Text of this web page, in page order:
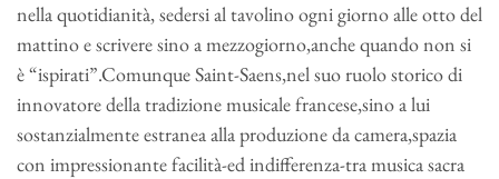
nella quotidianità, sedersi al tavolino ogni giorno alle otto del
mattino e scrivere sino a mezzogiorno,anche quando non si
è “ispirati”.Comunque Saint-Saens,nel suo ruolo storico di
innovatore della tradizione musicale francese,sino a lui
sostanzialmente estranea alla produzione da camera,spazia
con impressionante facilità-ed indifferenza-tra musica sacra